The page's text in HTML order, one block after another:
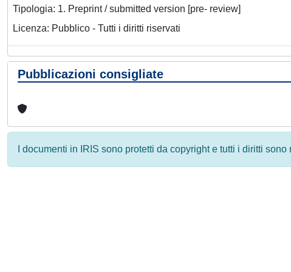
Tipologia: 1. Preprint / submitted version [pre- review]
Licenza: Pubblico - Tutti i diritti riservati
Pubblicazioni consigliate
I documenti in IRIS sono protetti da copyright e tutti i diritti